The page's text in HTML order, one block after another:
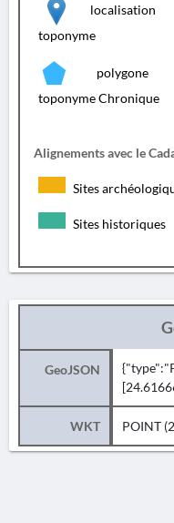
localisation
toponyme
polygone
toponyme Chronique
Alignements avec le
Sites
Sites historiques
GeoJSON
WKT POINT